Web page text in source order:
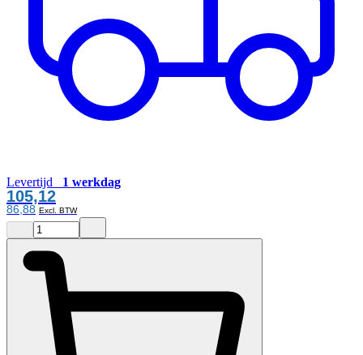
Levertijd 1 werkdag
105,12
86,88